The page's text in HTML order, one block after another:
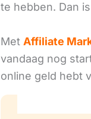
te hebben. Dan
Met Affiliate
vandaag nog
online geld hebt